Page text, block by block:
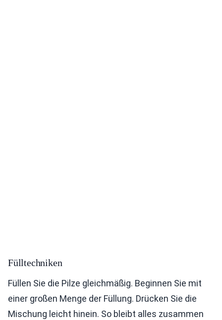
Fülltechniken
Füllen Sie die Pilze gleichmäßig. Beginnen Sie mit
einer großen Menge der Füllung. Drücken Sie die
Mischung leicht hinein. So bleibt alles zusammen